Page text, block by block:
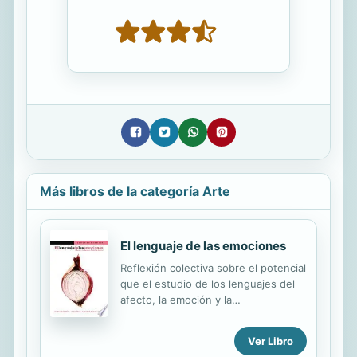
Más libros de la categoría Arte
El lenguaje de las emociones
Reflexión colectiva sobre el potencial
que el estudio de los lenguajes del
afecto, la emoción y la
reinterpretación de la producción
cultural latinoamericana, en la
Ver Libro